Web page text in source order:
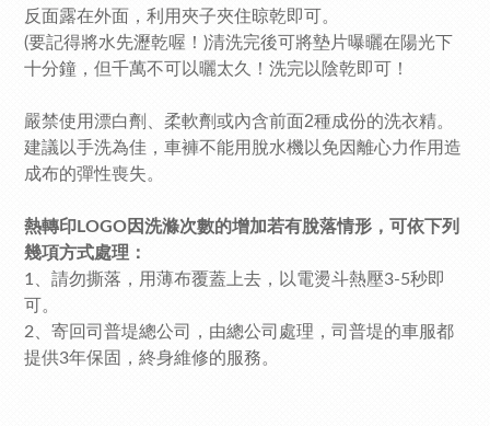
反面露在外面，利用夾子夾住晾乾即可。
(要記得將水先瀝乾喔！)清洗完後可將墊片曝曬在陽光下
十分鐘，但千萬不可以曬太久！洗完以陰乾即可！
嚴禁使用漂白劑、柔軟劑或內含前面2種成份的洗衣精。
建議以手洗為佳，車褲不能用脫水機以免因離心力作用造
成布的彈性喪失。
熱轉印LOGO因洗滌次數的增加若有脫落情形，可依下列
幾項方式處理：
1、請勿撕落，用薄布覆蓋上去，以電燙斗熱壓3-5秒即
可。
2、寄回司普堤總公司，由總公司處理， 司普堤的車服都
提供3年保固，終身維修的服務。